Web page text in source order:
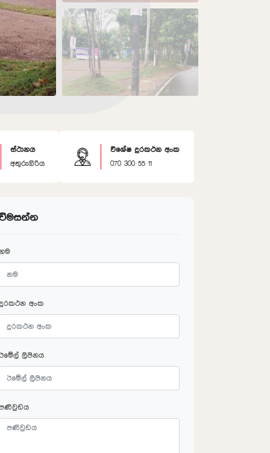
ස්ථානය
අතුරුගිරිය
විශේෂ දුරකථන අංක
070 300 55 11
අංක
ලිපිනය